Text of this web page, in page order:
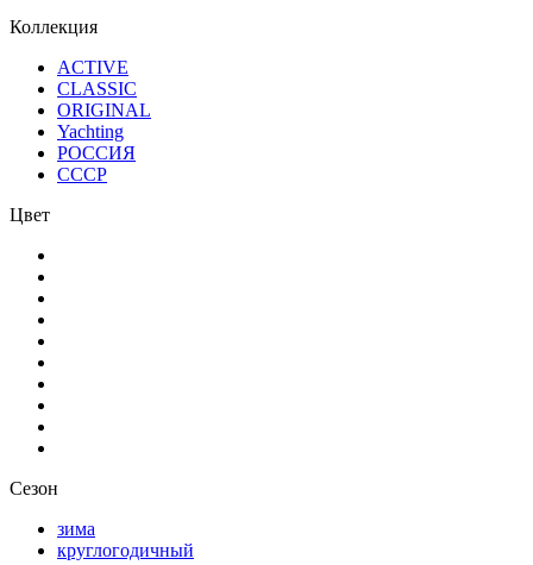
Коллекция
ACTIVE
CLASSIC
ORIGINAL
Yachting
РОССИЯ
СССР
Цвет
Сезон
зима
круглогодичный